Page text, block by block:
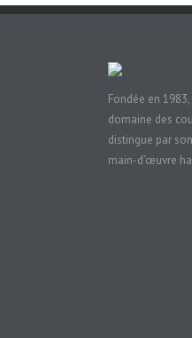
Fondée en
domaine des
distingue par
main-d’œuvre